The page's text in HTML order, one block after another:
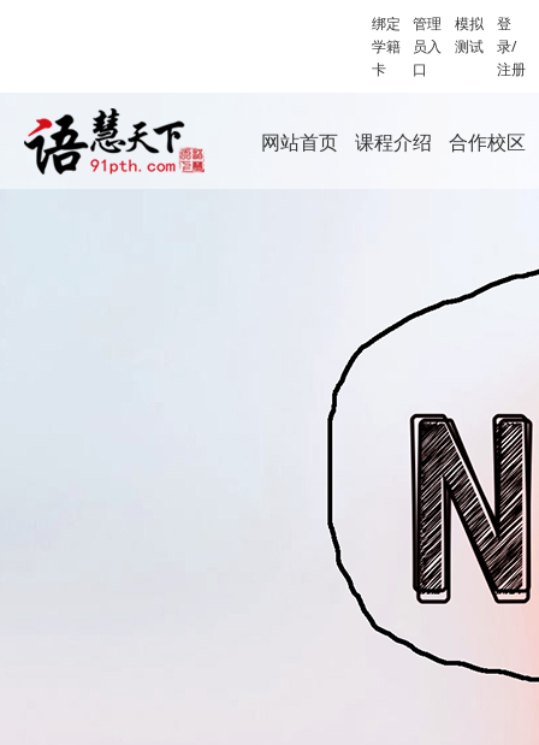
绑定
学籍
卡
管理
员入
口
模拟
测试
登
录/
注册
网站首页 课程介绍 合作校区